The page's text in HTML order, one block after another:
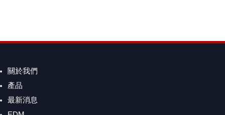
關於我們
產品
最新消息